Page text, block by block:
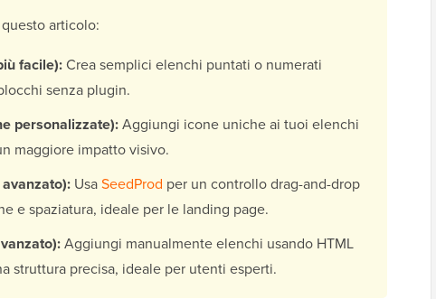
articolo:
facile):Crea semplici elenchi puntati o numerati
senza plugin.
personalizzate):Aggiungi icone uniche ai tuoi elenchi
maggiore impatto visivo.
UsaSeedProd per un controllo drag-and-drop
e spaziatura, ideale per le landing page.
Aggiungi manualmente elenchi usando HTML
struttura precisa, ideale per utenti esperti.